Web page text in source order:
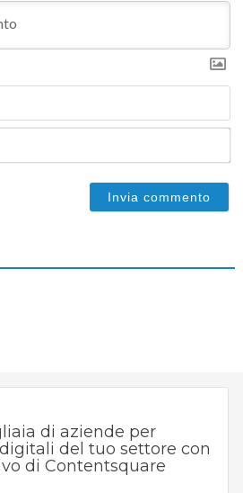
di aziende per
del tuo settore con
di Contentsquare